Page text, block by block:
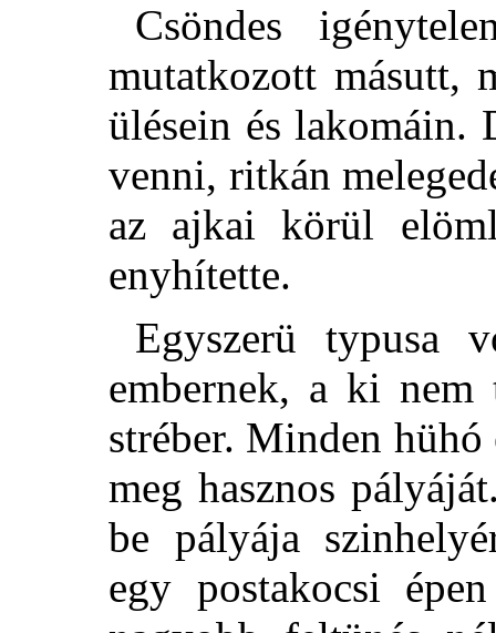
Csöndes
mutatkozott másutt,
ülésein és lakomáin.
venni, ritkán
az ajkai körül
enyhítette.
Egyszerü typusa
embernek, a ki nem
stréber. Minden
meg hasznos
be pályája
egy postakocsi